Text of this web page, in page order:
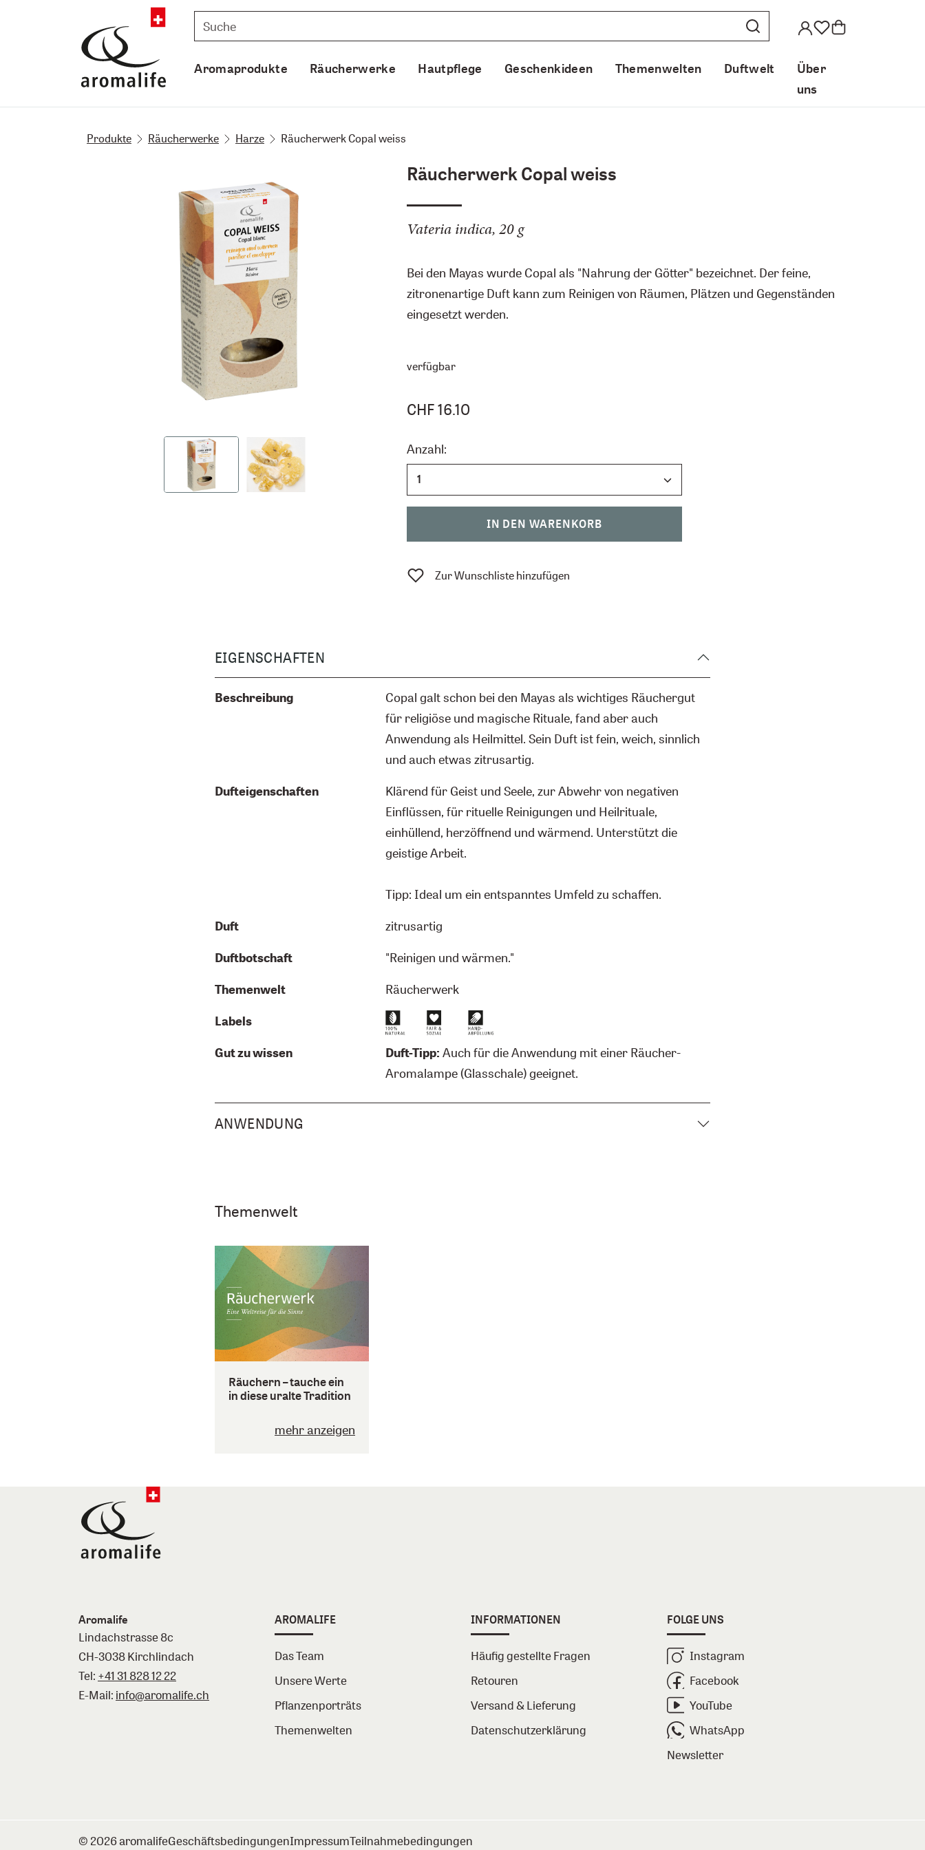
Aromaprodukte Räucherwerke Hautpflege Geschenkideen Themenwelten Duftwelt
Über
uns
Produkte Räucherwerke Harze Räucherwerk Copal weiss
Räucherwerk Copal weiss
Vateria indica, 20 g
Bei den Mayas wurde Copal als "Nahrung der Götter" bezeichnet. Der feine,
zitronenartige Duft kann zum Reinigen von Räumen, Plätzen und Gegenständen
eingesetzt werden.
verfügbar
CHF 16.10
Anzahl:
IN DEN WARENKORB
Zur Wunschliste hinzufügen
EIGENSCHAFTEN
Beschreibung
Copal galt schon bei den Mayas als wichtiges Räuchergut
für religiöse und magische Rituale, fand aber auch
Anwendung als Heilmittel. Sein Duft ist fein, weich, sinnlich
und auch etwas zitrusartig.
Dufteigenschaften
Klärend für Geist und Seele, zur Abwehr von negativen
Einflüssen, für rituelle Reinigungen und Heilrituale,
einhüllend, herzöffnend und wärmend. Unterstützt die
geistige Arbeit.
Tipp: Ideal um ein entspanntes Umfeld zu schaffen.
Duft
zitrusartig
Duftbotschaft
"Reinigen und wärmen."
Themenwelt
Räucherwerk
Labels
Gut zu wissen
Duft-Tipp: Auch für die Anwendung mit einer Räucher-
Aromalampe (Glasschale) geeignet.
ANWENDUNG
Themenwelt
Räuchern – tauche ein
in diese uralte Tradition
mehr anzeigen
Aromalife
Lindachstrasse 8c
CH-3038 Kirchlindach
Tel: +41 31 828 12 22
E-Mail: info@aromalife.ch
AROMALIFE
Das Team
Unsere Werte
Pflanzenporträts
Themenwelten
INFORMATIONEN
Häufig gestellte Fragen
Retouren
Versand & Lieferung
Datenschutzerklärung
FOLGE UNS
Instagram
Facebook
YouTube
WhatsApp
Newsletter
© 2026 aromalifeGeschäftsbedingungenImpressumTeilnahmebedingungen